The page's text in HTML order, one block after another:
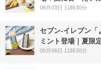
08月03日 11時30分
セブン‐イレブン
ミント登場｜夏限
08月06日 11時30分